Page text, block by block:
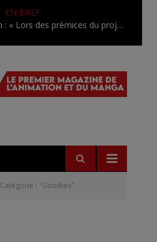
EN BREF
[Entretien] Mokochan : « Lors des prémices du projet, il était déjà demandé de suivre au mieux le manga originel.»
Catégorie : "Goodies"